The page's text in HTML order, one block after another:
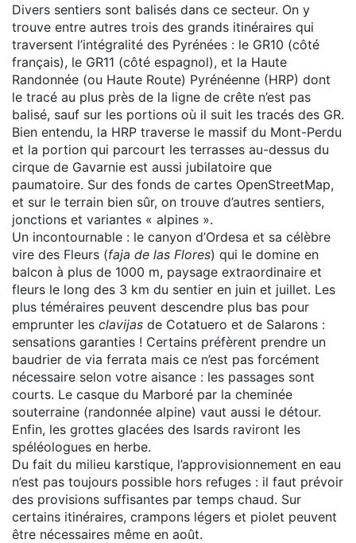
Divers sentiers sont balisés dans ce secteur. On y
trouve entre autres trois des grands itinéraires qui
traversent l’intégralité des Pyrénées : le GR10 (côté
français), le GR11 (côté espagnol), et la Haute
Randonnée (ou Haute Route) Pyrénéenne (HRP) dont
le tracé au plus près de la ligne de crête n’est pas
balisé, sauf sur les portions où il suit les tracés des GR.
Bien entendu, la HRP traverse le massif du Mont-Perdu
et la portion qui parcourt les terrasses au-dessus du
cirque de Gavarnie est aussi jubilatoire que
paumatoire. Sur des fonds de cartes OpenStreetMap,
et sur le terrain bien sûr, on trouve d’autres sentiers,
jonctions et variantes « alpines ».
Un incontournable : le canyon d’Ordesa et sa célèbre
vire des Fleurs (faja de las Flores) qui le domine en
balcon à plus de 1000 m, paysage extraordinaire et
fleurs le long des 3 km du sentier en juin et juillet. Les
plus téméraires peuvent descendre plus bas pour
emprunter les clavijas de Cotatuero et de Salarons :
sensations garanties ! Certains préfèrent prendre un
baudrier de via ferrata mais ce n’est pas forcément
nécessaire selon votre aisance : les passages sont
courts. Le casque du Marboré par la cheminée
souterraine (randonnée alpine) vaut aussi le détour.
Enfin, les grottes glacées des Isards raviront les
spéléologues en herbe.
Du fait du milieu karstique, l’approvisionnement en eau
n’est pas toujours possible hors refuges : il faut prévoir
des provisions suffisantes par temps chaud. Sur
certains itinéraires, crampons légers et piolet peuvent
être nécessaires même en août.